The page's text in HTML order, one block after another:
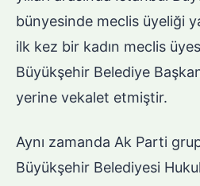
bünyesinde meclis üyeliği
ilk kez bir kadın meclis
Büyükşehir Belediye
yerine vekalet etmiştir.
Aynı zamanda Ak Parti
Büyükşehir Belediyesi